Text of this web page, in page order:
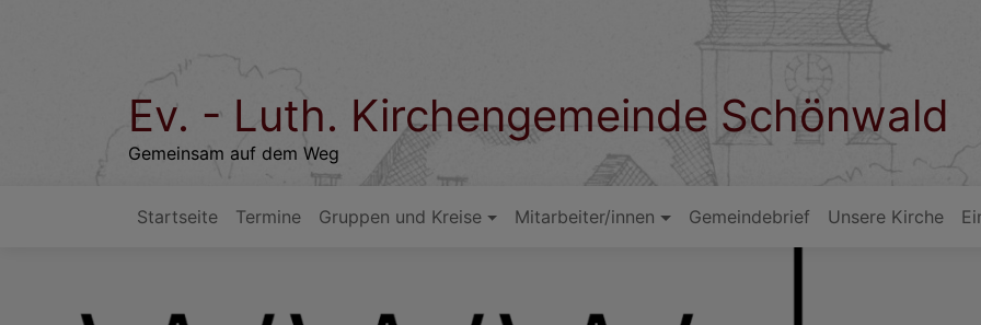
Ev. - Luth. Kirchengemeinde Schönwald
Gemeinsam auf dem Weg
Hauptnavigation
Startseite Termine Gruppen und Kreise Mitarbeiter/innen Gemeindebrief Unsere Kirche